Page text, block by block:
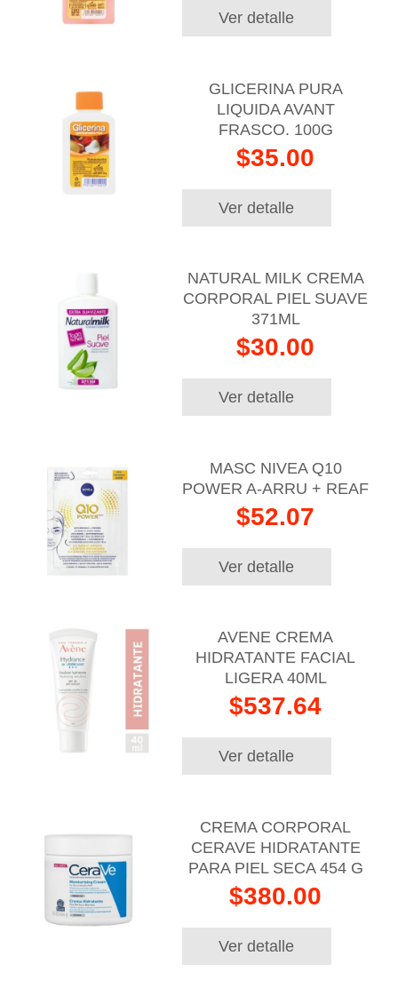
Ver detalle
GLICERINA PURA
LIQUIDA AVANT
FRASCO. 100G
$35.00
Ver detalle
NATURAL MILK CREMA
CORPORAL PIEL SUAVE
371ML
$30.00
Ver detalle
MASC NIVEA Q10
POWER A-ARRU + REAF
$52.07
Ver detalle
AVENE CREMA
HIDRATANTE FACIAL
LIGERA 40ML
$537.64
Ver detalle
CREMA CORPORAL
CERAVE HIDRATANTE
PARA PIEL SECA 454 G
$380.00
Ver detalle